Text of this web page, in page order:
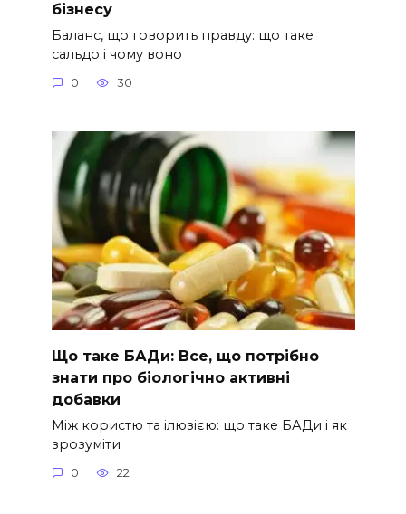
бізнесу
Баланс, що говорить правду: що таке
сальдо і чому воно
0 30
Що таке БАДи: Все, що потрібно
знати про біологічно активні
добавки
Між користю та ілюзією: що таке БАДи і як
зрозуміти
0 22